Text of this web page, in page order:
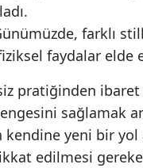
Konya
Kütahya
Malatya
Manisa
farklı
faydalar elde
pratiğinden
sağlamak
yeni bir yol
edilmesi